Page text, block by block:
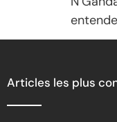
Articles les plus